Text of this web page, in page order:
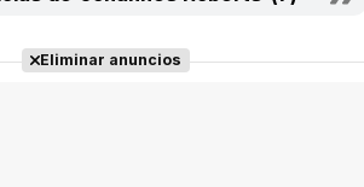
Eliminar anuncios